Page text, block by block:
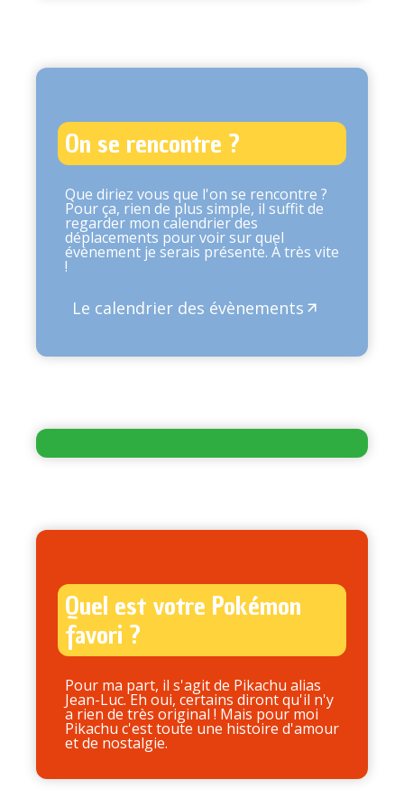
On se rencontre ?
Que diriez vous que l'on se rencontre ?
Pour ça, rien de plus simple, il suffit de
regarder mon calendrier des
déplacements pour voir sur quel
évènement je serais présente. À très vite
!
Le calendrier des évènements
Quel est votre Pokémon
favori ?
Pour ma part, il s'agit de Pikachu alias
Jean-Luc. Eh oui, certains diront qu'il n'y
a rien de très original ! Mais pour moi
Pikachu c'est toute une histoire d'amour
et de nostalgie.